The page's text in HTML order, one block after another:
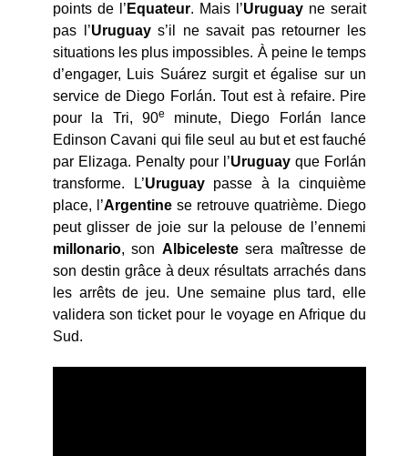
points de l’ Equateur. Mais l’Uruguay ne serait
pas l’Uruguays’il ne savait pas retourner les
situations les plus impossibles. À peine le temps
d’engager, Luis Suárez surgit et égalise sur un
service de Diego Forlán. Tout est à refaire. Pire
pour la Tri, 90e
minute, Diego Forlán lance
Edinson Cavani qui file seul au but et est fauché
par Elizaga. Penalty pour l’Uruguay que Forlán
transforme. L’Uruguaypasse à la cinquième
place, l’Argentine se retrouve quatrième. Diego
peut glisser de joie sur la pelouse de l’ennemi
millonario, son Albicelestesera maîtresse de
son destin grâce à deux résultats arrachés dans
les arrêts de jeu. Une semaine plus tard, elle
validera son ticket pour le voyage en Afrique du
Sud.